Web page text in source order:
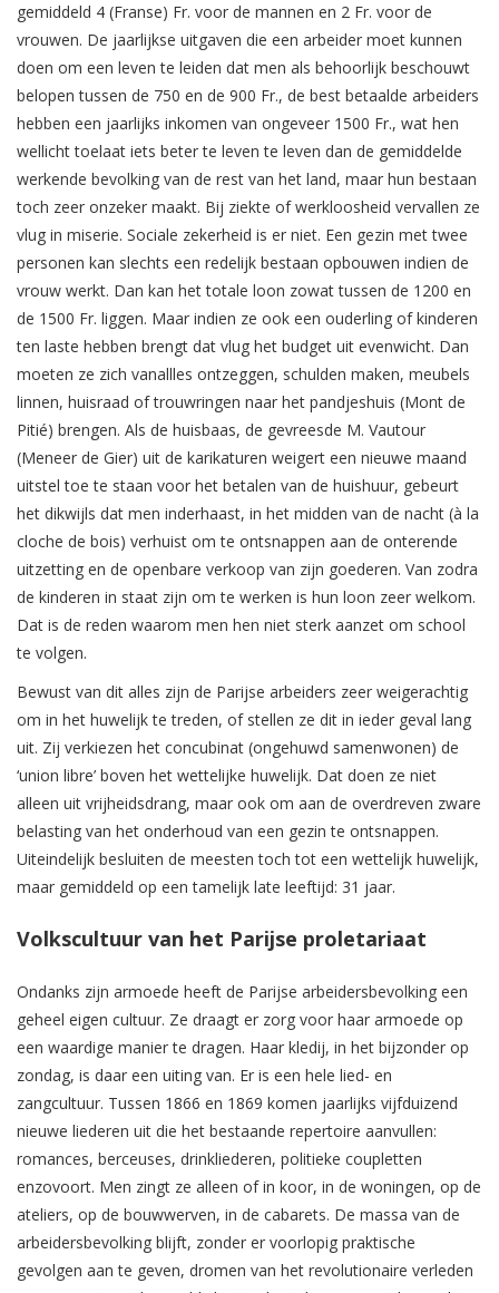
gemiddeld 4 (Franse) Fr. voor de mannen en 2 Fr. voor de
vrouwen. De jaarlijkse uitgaven die een arbeider moet kunnen
doen om een leven te leiden dat men als behoorlijk beschouwt
belopen tussen de 750 en de 900 Fr., de best betaalde arbeiders
hebben een jaarlijks inkomen van ongeveer 1500 Fr., wat hen
wellicht toelaat iets beter te leven te leven dan de gemiddelde
werkende bevolking van de rest van het land, maar hun bestaan
toch zeer onzeker maakt. Bij ziekte of werkloosheid vervallen ze
vlug in miserie. Sociale zekerheid is er niet. Een gezin met twee
personen kan slechts een redelijk bestaan opbouwen indien de
vrouw werkt. Dan kan het totale loon zowat tussen de 1200 en
de 1500 Fr. liggen. Maar indien ze ook een ouderling of kinderen
ten laste hebben brengt dat vlug het budget uit evenwicht. Dan
moeten ze zich vanallles ontzeggen, schulden maken, meubels
linnen, huisraad of trouwringen naar het pandjeshuis (Mont de
Pitié) brengen. Als de huisbaas, de gevreesde M. Vautour
(Meneer de Gier) uit de karikaturen weigert een nieuwe maand
uitstel toe te staan voor het betalen van de huishuur, gebeurt
het dikwijls dat men inderhaast, in het midden van de nacht (à la
cloche de bois) verhuist om te ontsnappen aan de onterende
uitzetting en de openbare verkoop van zijn goederen. Van zodra
de kinderen in staat zijn om te werken is hun loon zeer welkom.
Dat is de reden waarom men hen niet sterk aanzet om school
te volgen.
Bewust van dit alles zijn de Parijse arbeiders zeer weigerachtig
om in het huwelijk te treden, of stellen ze dit in ieder geval lang
uit. Zij verkiezen het concubinat (ongehuwd samenwonen) de
‘union libre’ boven het wettelijke huwelijk. Dat doen ze niet
alleen uit vrijheidsdrang, maar ook om aan de overdreven zware
belasting van het onderhoud van een gezin te ontsnappen.
Uiteindelijk besluiten de meesten toch tot een wettelijk huwelijk,
maar gemiddeld op een tamelijk late leeftijd: 31 jaar.
Volkscultuur van het Parijse proletariaat
Ondanks zijn armoede heeft de Parijse arbeidersbevolking een
geheel eigen cultuur. Ze draagt er zorg voor haar armoede op
een waardige manier te dragen. Haar kledij, in het bijzonder op
zondag, is daar een uiting van. Er is een hele lied- en
zangcultuur. Tussen 1866 en 1869 komen jaarlijks vijfduizend
nieuwe liederen uit die het bestaande repertoire aanvullen:
romances, berceuses, drinkliederen, politieke coupletten
enzovoort. Men zingt ze alleen of in koor, in de woningen, op de
ateliers, op de bouwwerven, in de cabarets. De massa van de
arbeidersbevolking blijft, zonder er voorlopig praktische
gevolgen aan te geven, dromen van het revolutionaire verleden